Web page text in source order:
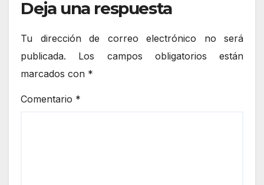
Deja una respuesta
Tu dirección de correo electrónico no será
publicada.
Los campos obligatorios están
marcados con *
Comentario *